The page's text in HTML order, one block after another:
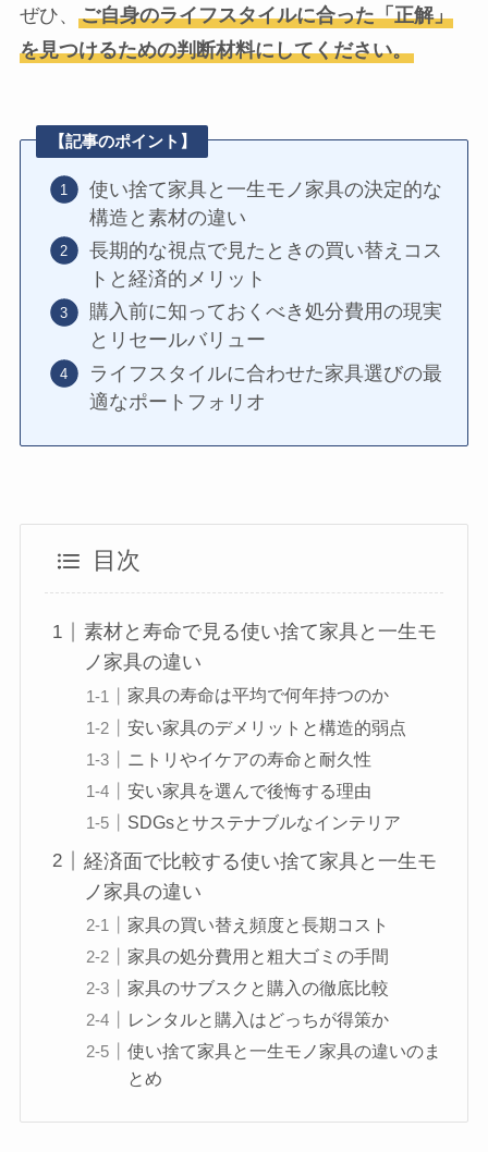
ぜひ、 ご自身のライフスタイルに合った「正解」
を見つけるための判断材料にしてください。
【記事のポイント】
使い捨て家具と一生モノ家具の決定的な
構造と素材の違い
長期的な視点で見たときの買い替えコス
トと経済的メリット
購入前に知っておくべき処分費用の現実
とリセールバリュー
ライフスタイルに合わせた家具選びの最
適なポートフォリオ
目次
素材と寿命で見る使い捨て家具と一生モ
ノ家具の違い
家具の寿命は平均で何年持つのか
安い家具のデメリットと構造的弱点
ニトリやイケアの寿命と耐久性
安い家具を選んで後悔する理由
SDGsとサステナブルなインテリア
経済面で比較する使い捨て家具と一生モ
ノ家具の違い
家具の買い替え頻度と長期コスト
家具の処分費用と粗大ゴミの手間
家具のサブスクと購入の徹底比較
レンタルと購入はどっちが得策か
使い捨て家具と一生モノ家具の違いのま
とめ